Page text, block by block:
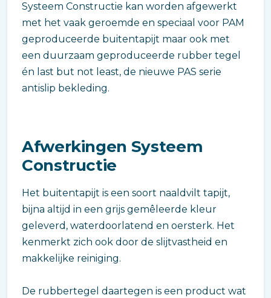
Systeem Constructie kan worden afgewerkt
met het vaak geroemde en speciaal voor PAM
geproduceerde buitentapijt maar ook met
een duurzaam geproduceerde rubber tegel
én last but not least, de nieuwe PAS serie
antislip bekleding.
Afwerkingen Systeem
Constructie
Het buitentapijt is een soort naaldvilt tapijt,
bijna altijd in een grijs gemêleerde kleur
geleverd, waterdoorlatend en oersterk. Het
kenmerkt zich ook door de slijtvastheid en
makkelijke reiniging.
De rubbertegel daartegen is een product wat